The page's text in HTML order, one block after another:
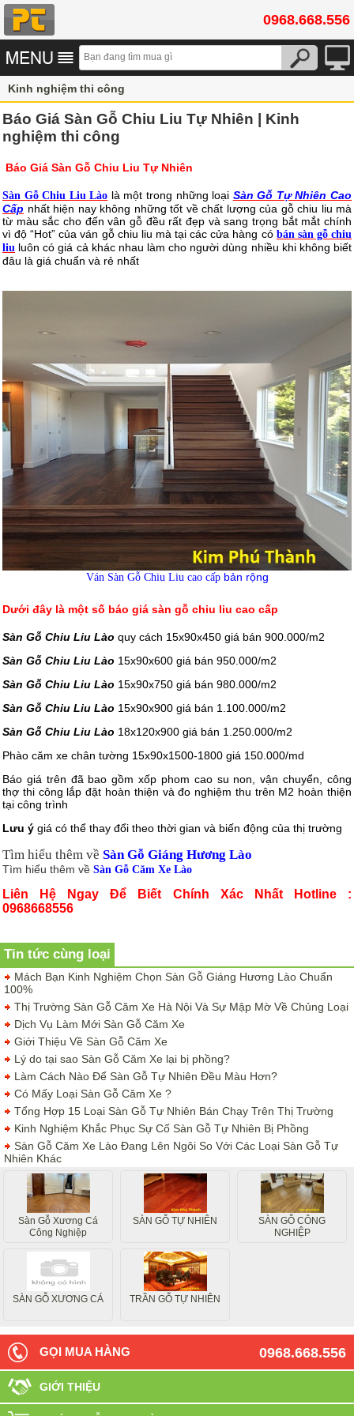
0968.668.556
Kinh nghiệm thi công
Báo Giá Sàn Gỗ Chiu Liu Tự Nhiên | Kinh
nghiệm thi công
Báo Giá Sàn Gỗ Chiu Liu Tự Nhiên
Sàn Gỗ Chiu Liu Lào là một trong những loại Sàn Gỗ Tự Nhiên Cao
Cấp nhất hiện nay không những tốt về chất lượng của gỗ chiu liu mà
từ màu sắc cho đến vân gỗ đều rất đẹp và sang trọng bắt mắt chính
vì độ “Hot” của ván gỗ chiu liu mà tại các cửa hàng có bán sàn gỗ chiu
liu luôn có giá cả khác nhau làm cho người dùng nhiều khi không biết
đâu là giá chuẩn và rẻ nhất
Ván Sàn Gỗ Chiu Liu cao cấpbản rộng
Dưới đây là một số báo giá sàn gỗ chiu liu cao cấp
Sàn Gỗ Chiu Liu Lào quy cách 15x90x450 giá bán 900.000/m2
Sàn Gỗ Chiu Liu Lào 15x90x600 giá bán 950.000/m2
Sàn Gỗ Chiu Liu Lào 15x90x750 giá bán 980.000/m2
Sàn Gỗ Chiu Liu Lào 15x90x900 giá bán 1.100.000/m2
Sàn Gỗ Chiu Liu Lào 18x120x900 giá bán 1.250.000/m2
Phào căm xe chân tường 15x90x1500-1800 giá 150.000/md
Báo giá trên đã bao gồm xốp phom cao su non, vận chuyển, công
thợ thi công lắp đặt hoàn thiện và đo nghiệm thu trên M2 hoàn thiện
tại công trình
Lưu ý giá có thể thay đổi theo thời gian và biến động của thị trường
Tìm hiểu thêm về Sàn Gỗ Giáng Hương Lào
Tìm hiểu thêm về Sàn Gỗ Căm Xe Lào
Liên Hệ Ngay Để Biết Chính Xác Nhất Hotline :
0968668556
Tin tức cùng loại
Mách Bạn Kinh Nghiệm Chọn Sàn Gỗ Giáng Hương Lào Chuẩn
100%
Thị Trường Sàn Gỗ Căm Xe Hà Nội Và Sự Mập Mờ Về Chủng Loại
Dịch Vụ Làm Mới Sàn Gỗ Căm Xe
Giới Thiệu Về Sàn Gỗ Căm Xe
Lý do tại sao Sàn Gỗ Căm Xe lại bị phồng?
Làm Cách Nào Để Sàn Gỗ Tự Nhiên Đều Màu Hơn?
Có Mấy Loại Sàn Gỗ Căm Xe ?
Tổng Hợp 15 Loại Sàn Gỗ Tự Nhiên Bán Chạy Trên Thị Trường
Kinh Nghiệm Khắc Phục Sự Cố Sàn Gỗ Tự Nhiên Bị Phồng
Sàn Gỗ Căm Xe Lào Đang Lên Ngôi So Với Các Loại Sàn Gỗ Tự
Nhiên Khác
Sàn Gỗ Xương Cá
Công Nghiệp
SÀN GỖ TỰ NHIÊN
SÀN GỖ CÔNG
NGHIỆP
SÀN GỖ XƯƠNG CÁ TRẦN GỖ TỰ NHIÊN
0968.668.556
GỌI MUA HÀNG
GIỚI THIỆU